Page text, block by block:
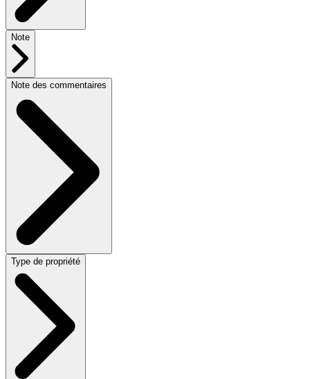
Note
Note des commentaires
Type de propriété